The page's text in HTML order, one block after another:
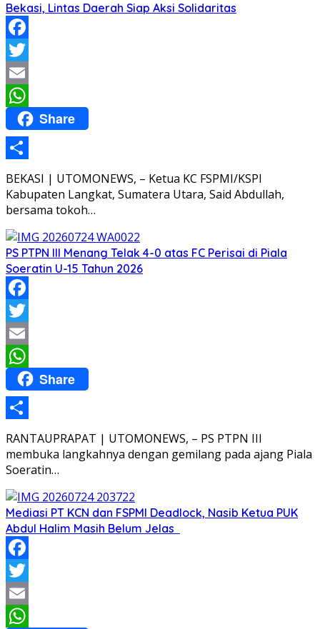
Bekasi, Lintas Daerah Siap Aksi Solidaritas
Facebook
Twitter
Email
WhatsApp
Share
Share
BEKASI | UTOMONEWS, – Ketua KC FSPMI/KSPI
Kabupaten Langkat, Sumatera Utara, Said Abdullah,
bersama tokoh…
PS PTPN III Menang Telak 4-0 atas FC Perisai di Piala
Soeratin U-15 Tahun 2026
Facebook
Twitter
Email
WhatsApp
Share
Share
RANTAUPRAPAT | UTOMONEWS, – PS PTPN III
membuka langkahnya dengan gemilang pada ajang Piala
Soeratin…
Mediasi PT KCN dan FSPMI Deadlock, Nasib Ketua PUK
Abdul Halim Masih Belum Jelas
Facebook
Twitter
Email